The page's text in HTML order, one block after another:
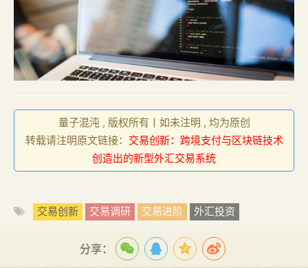
量子混沌 , 版权所有丨如未注明 , 均为原创
转载请注明原文链接： 交易创新：跨境支付与区块链技术
创造出的新型外汇交易系统
交易创新 交易调研 交易进阶 外汇投资
分享：